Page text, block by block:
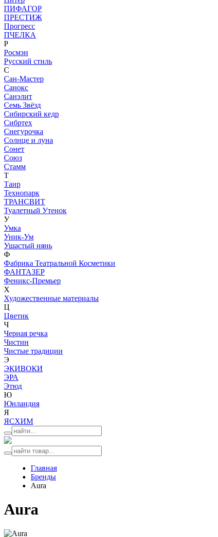
ПИФАГОР
ПРЕСТИЖ
Прогресс
ПЧЕЛКА
Р
Росмэн
Русский стиль
С
Сан-Мастер
Санокс
Санэлит
Семь Звёзд
Сибирский кедр
Сибртех
Снегурочка
Солнце и луна
Сонет
Союз
Стамм
Т
Таир
Технопарк
ТРАНСВИТ
Туалетный Утенок
У
Умка
Уник-Ум
Ушастый нянь
Ф
Фабрика Театральной Косметики
ФАНТАЗЕР
Феникс-Премьер
Х
Художественные материалы
Ц
Цветик
Ч
Черная речка
Чистин
Чистые традиции
Э
ЭКИВОКИ
ЭРА
Этюд
Ю
Юнландия
Я
ЯСХИМ
Главная
Бренды
Aura
Aura